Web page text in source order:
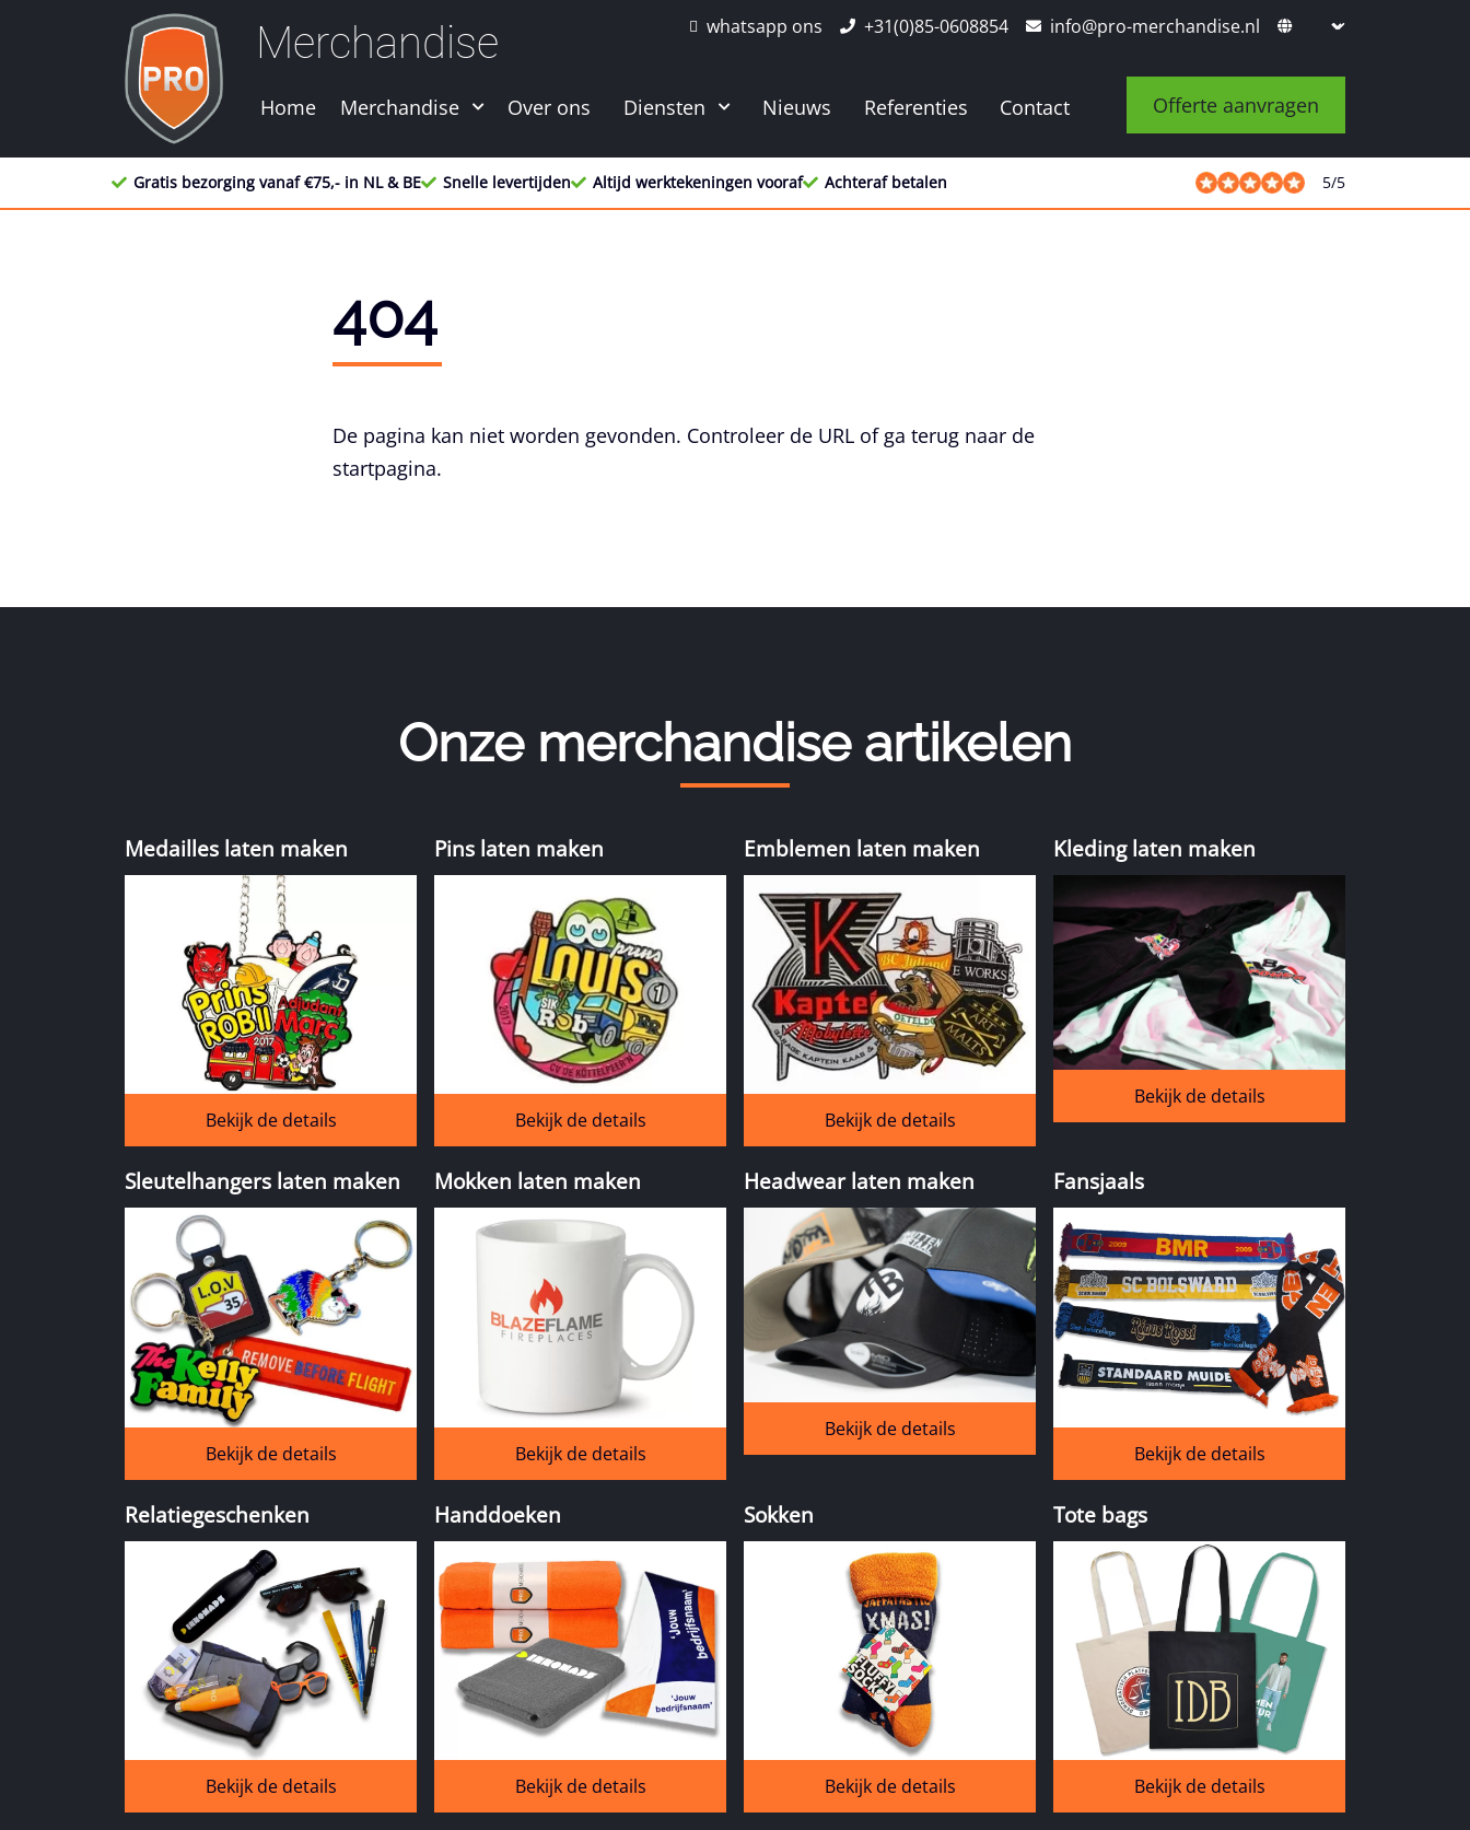
Merchandise whatsapp ons +31(0)85-0608854 info@pro-merchandise.nl
Home Merchandise Over ons Diensten Nieuws Referenties Contact Offerte aanvragen
Gratis bezorging vanaf €75,- in NL & BE Snelle levertijden Altijd werktekeningen vooraf Achteraf betalen 5/5
404
De pagina kan niet worden gevonden. Controleer de URL of ga terug naar de
startpagina.
Onze merchandise artikelen
Medailles laten maken
Bekijk de details
Pins laten maken
Bekijk de details
Emblemen laten maken
Bekijk de details
Kleding laten maken
Bekijk de details
Sleutelhangers laten maken
Bekijk de details
Mokken laten maken
Bekijk de details
Headwear laten maken
Bekijk de details
Fansjaals
Bekijk de details
Relatiegeschenken
Bekijk de details
Handdoeken
Bekijk de details
Sokken
Bekijk de details
Tote bags
Bekijk de details